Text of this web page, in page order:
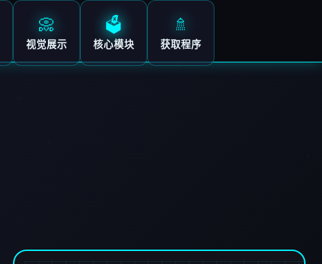
📀
视觉展示
🗳️
核心模块
🚿
获取程序